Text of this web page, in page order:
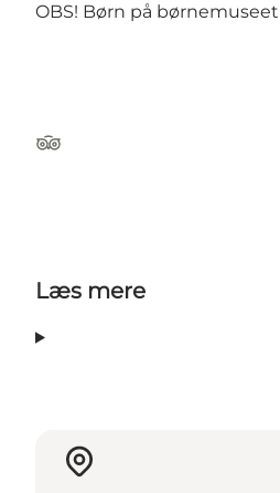
OBS! Børn på
Tripadvisor
Læs mere